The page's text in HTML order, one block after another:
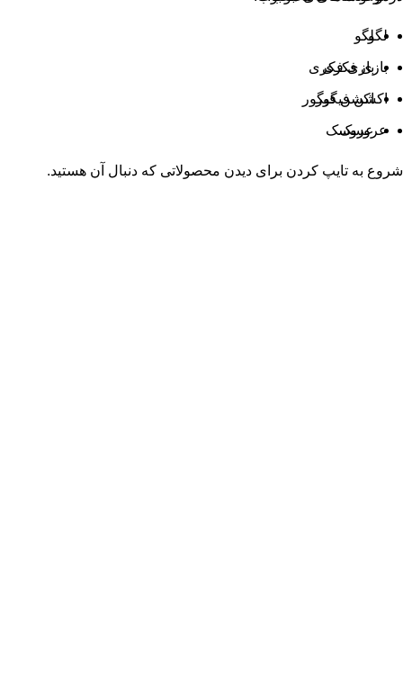
لگو
بازی فکری
اکشن فیگور
عروسک
لگو
بازی فکری
اکشن فیگور
عروسک
شروع به تایپ کردن برای دیدن محصولاتی که دنبال آن هستید.